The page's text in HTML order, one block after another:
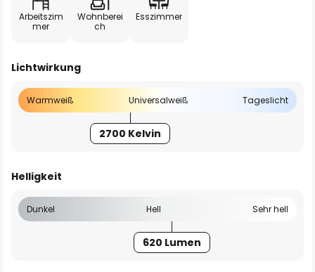
Arbeitszim
mer
Wohnberei
ch
Esszimmer
Lichtwirkung
Warmweiß Universalweiß Tageslicht
2700 Kelvin
Helligkeit
Dunkel Hell Sehr hell
620 Lumen